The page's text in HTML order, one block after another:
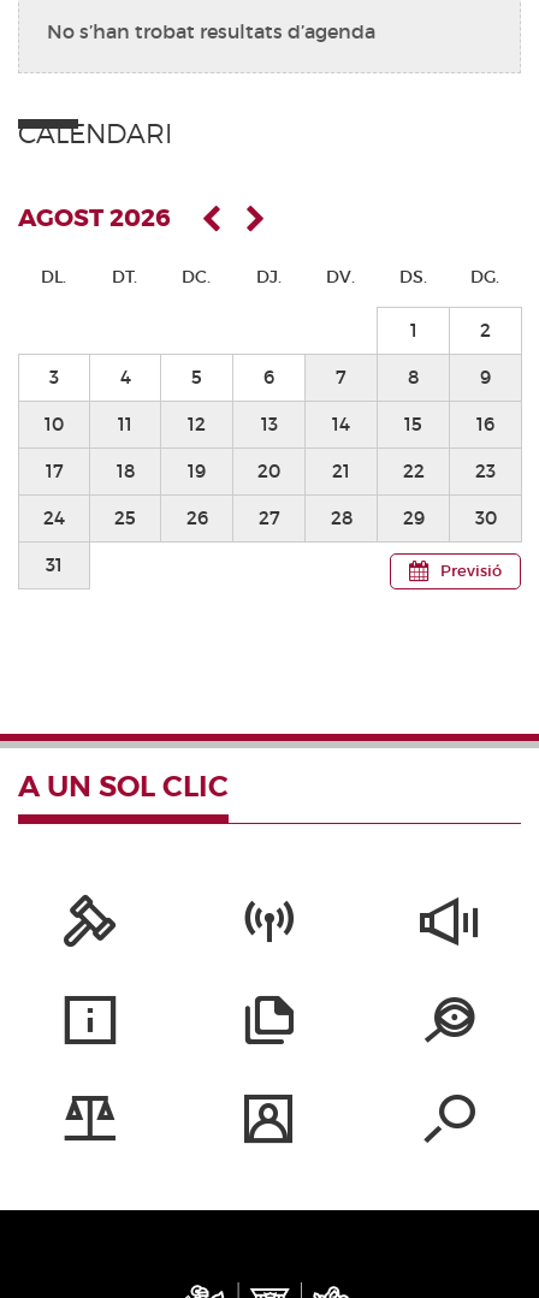
No s’han trobat resultats d’agenda
CALENDARI
Previsió
AGOST 2026
DL. DT. DC. DJ. DV. DS. DG.
1 2
3 4 5 6 7 8 9
10 11 12 13 14 15 16
17 18 19 20 21 22 23
24 25 26 27 28 29 30
31
A UN SOL CLIC